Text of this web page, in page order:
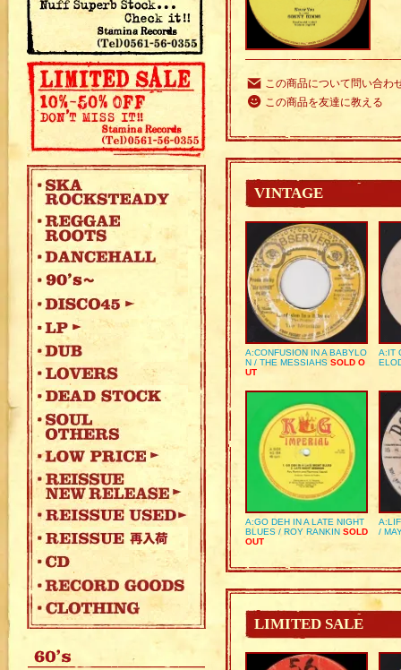
この商品について問い合わ
この商品を友達に教える
VINTAGE
A:CONFUSION IN A BABYLO
N / THE MESSIAHS SOLD O
UT
A:IT
A:GO DEH IN A LATE NIGHT
BLUES / ROY RANKIN SOLD
OUT
/
LIMITED SALE